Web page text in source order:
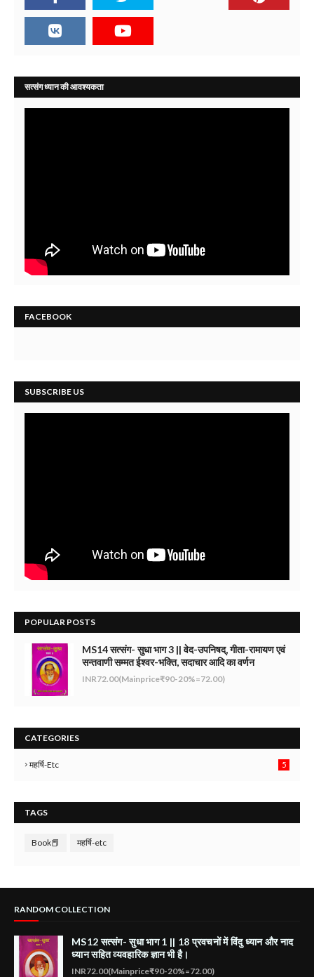
सत्संग ध्यान की आवश्यकता
FACEBOOK
SUBSCRIBE US
POPULAR POSTS
MS14 सत्संग- सुधा भाग 3 || वेद-उपनिषद्, गीता-रामायण एवं
सन्तवाणी सम्मत ईश्वर-भक्ति, सदाचार आदि का वर्णन
INR72.00(Mainprice₹90-20%=72.00)
CATEGORIES
महर्षि-Etc 5
TAGS
Book📕 महर्षि-etc
RANDOM COLLECTION
MS12 सत्संग- सुधा भाग 1 || 18 प्रवचनों में विंदु ध्यान और नाद
ध्यान सहित व्यवहारिक ज्ञान भी है।
INR72.00(Mainprice₹90-20%=72.00)